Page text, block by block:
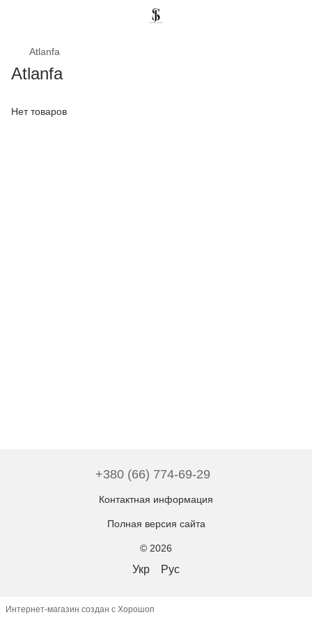
Atlanfa
Atlanfa
Нет товаров
+380 (66) 774-69-29
Контактная информация
Полная версия сайта
© 2026
Укр Рус
Интернет-магазин создан с Хорошоп